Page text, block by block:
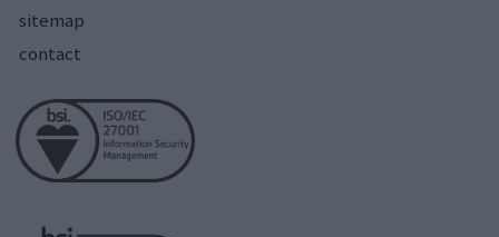
sitemap
contact